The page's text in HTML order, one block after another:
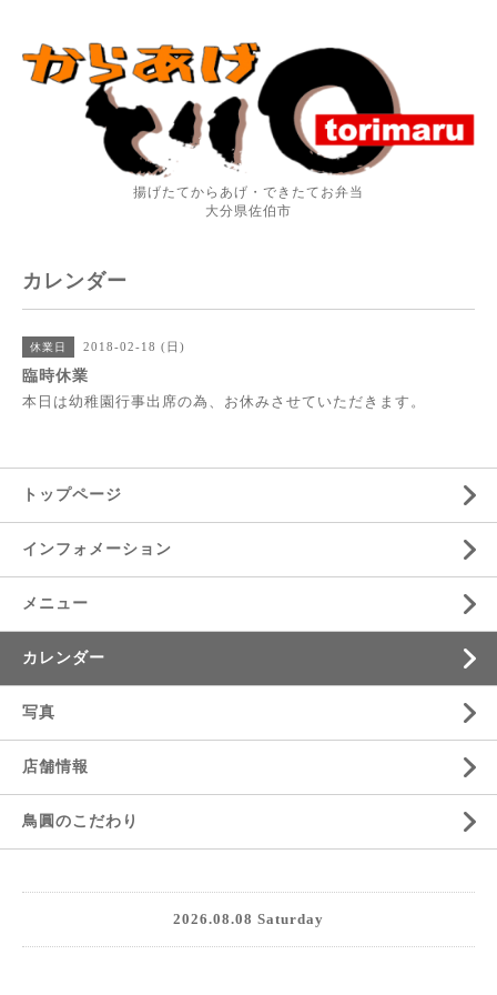
揚げたてからあげ・できたてお弁当
大分県佐伯市
カレンダー
休業日 2018-02-18 (日)
臨時休業
本日は幼稚園行事出席の為、お休みさせていただきます。
トップページ
インフォメーション
メニュー
カレンダー
写真
店舗情報
鳥圓のこだわり
2026.08.08 Saturday